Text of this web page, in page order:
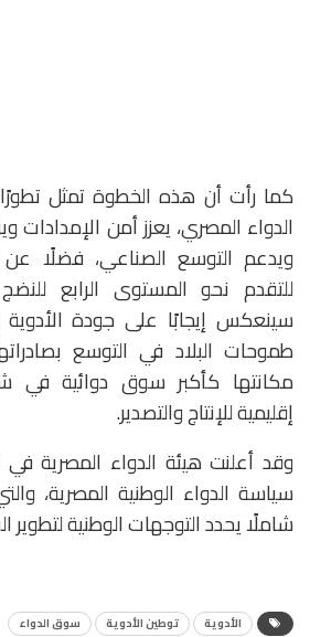
كما رأت أن هذه الخطوة تمثل
الدواء المصري، يعزز أمن الإمدادات
ويدعم التوسع الصناعي، فضلًا
للتقدم نحو المستوى الرابع
سينعكس إيجابًا على جودة الأدوية
طموحات البلاد في التوسع
مكانتها كأكبر سوق دوائية في
إقليمية للإنتاج والتصدير.
سياسة الدواء الوطنية المصرية،
شاملًا يحدد التوجهات الوطنية لتطوير
الأدوية توطين الأدوية
سوق الدواء